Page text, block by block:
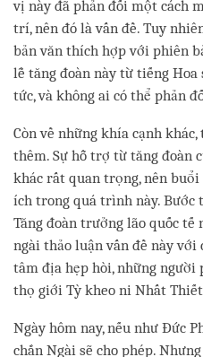
vị này đã phản đối một cách
trí, nên đó là vấn đề. Tuy
bản văn thích hợp với phiên
lễ tăng đoàn này từ tiếng Hoa
tức, và không ai có thể phản
Còn về những khía cạnh
thêm. Sự hỗ trợ từ tăng đoàn
khác rất quan trọng, nên
ích trong quá trình này. Bước
Tăng đoàn trưởng lão quốc tế
ngài thảo luận vấn đề này với
tâm địa hẹp hòi, những
thọ giới Tỳ kheo ni Nhất
Ngày hôm nay, nếu như Đức
chắn Ngài sẽ cho phép.